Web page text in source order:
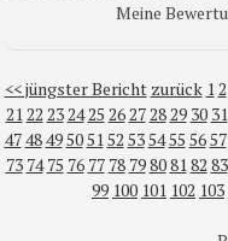
Meine
<< jüngster Bericht zurück 12
2122 232425 26272829 30 31
474849505152 535455 5657
73 74 75 76 77 78 79808182 83
99 100 101 102 103